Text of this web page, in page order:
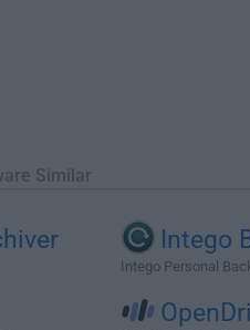
Similar
Intego
Intego Personal